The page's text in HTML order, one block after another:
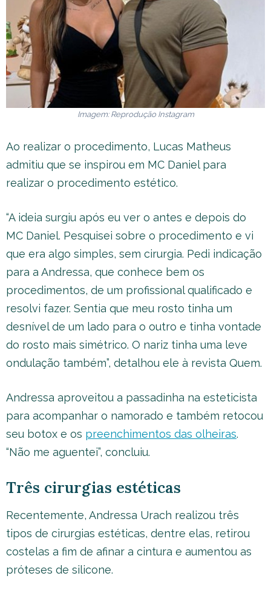
Imagem: Reprodução Instagram
Ao realizar o procedimento, Lucas Matheus
admitiu que se inspirou em MC Daniel para
realizar o procedimento estético.
“A ideia surgiu após eu ver o antes e depois do
MC Daniel. Pesquisei sobre o procedimento e vi
que era algo simples, sem cirurgia. Pedi indicação
para a Andressa, que conhece bem os
procedimentos, de um profissional qualificado e
resolvi fazer. Sentia que meu rosto tinha um
desnível de um lado para o outro e tinha vontade
do rosto mais simétrico. O nariz tinha uma leve
ondulação também”, detalhou ele à revista Quem.
Andressa aproveitou a passadinha na esteticista
para acompanhar o namorado e também retocou
seu botox e os preenchimentos das olheiras.
“Não me aguentei”, concluiu.
Três cirurgias estéticas
Recentemente, Andressa Urach realizou três
tipos de cirurgias estéticas, dentre elas, retirou
costelas a fim de afinar a cintura e aumentou as
próteses de silicone.